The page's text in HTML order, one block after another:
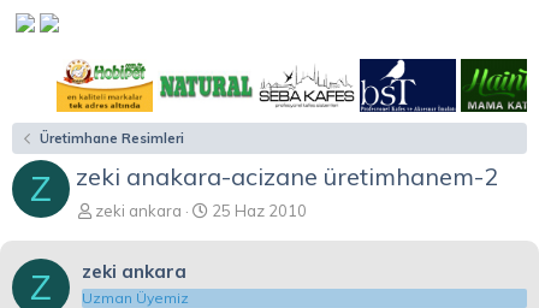
Üretimhane Resimleri
Z zeki anakara-acizane üretimhanem-2
K
b
u
zeki ankara
B
25 Haz 2010
Z zeki ankara
Uzman Üyemiz